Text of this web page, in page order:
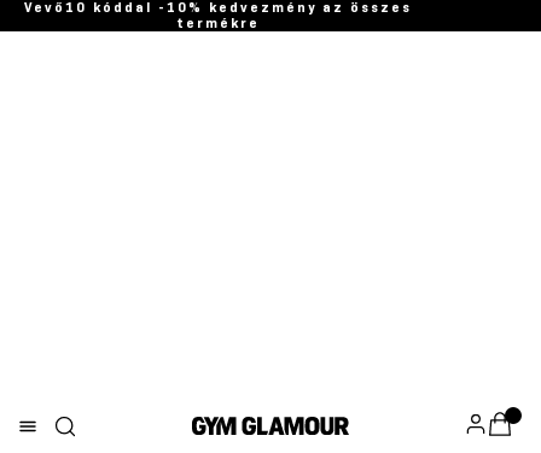
Vevő10 kóddal -10% kedvezmény az összes
termékre